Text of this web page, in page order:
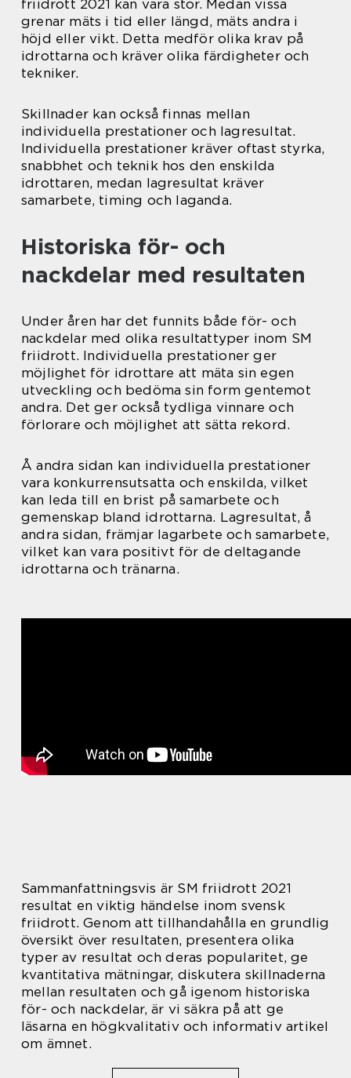
friidrott 2021 kan vara stor. Medan vissa
grenar mäts i tid eller längd, mäts andra i
höjd eller vikt. Detta medför olika krav på
idrottarna och kräver olika färdigheter och
tekniker.
Skillnader kan också finnas mellan
individuella prestationer och lagresultat.
Individuella prestationer kräver oftast styrka,
snabbhet och teknik hos den enskilda
idrottaren, medan lagresultat kräver
samarbete, timing och laganda.
Historiska för- och
nackdelar med resultaten
Under åren har det funnits både för- och
nackdelar med olika resultattyper inom SM
friidrott. Individuella prestationer ger
möjlighet för idrottare att mäta sin egen
utveckling och bedöma sin form gentemot
andra. Det ger också tydliga vinnare och
förlorare och möjlighet att sätta rekord.
Å andra sidan kan individuella prestationer
vara konkurrensutsatta och enskilda, vilket
kan leda till en brist på samarbete och
gemenskap bland idrottarna. Lagresultat, å
andra sidan, främjar lagarbete och samarbete,
vilket kan vara positivt för de deltagande
idrottarna och tränarna.
Sammanfattningsvis är SM friidrott 2021
resultat en viktig händelse inom svensk
friidrott. Genom att tillhandahålla en grundlig
översikt över resultaten, presentera olika
typer av resultat och deras popularitet, ge
kvantitativa mätningar, diskutera skillnaderna
mellan resultaten och gå igenom historiska
för- och nackdelar, är vi säkra på att ge
läsarna en högkvalitativ och informativ artikel
om ämnet.